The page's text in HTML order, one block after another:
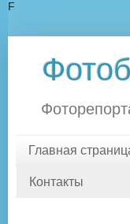
F
Главная
Контакты